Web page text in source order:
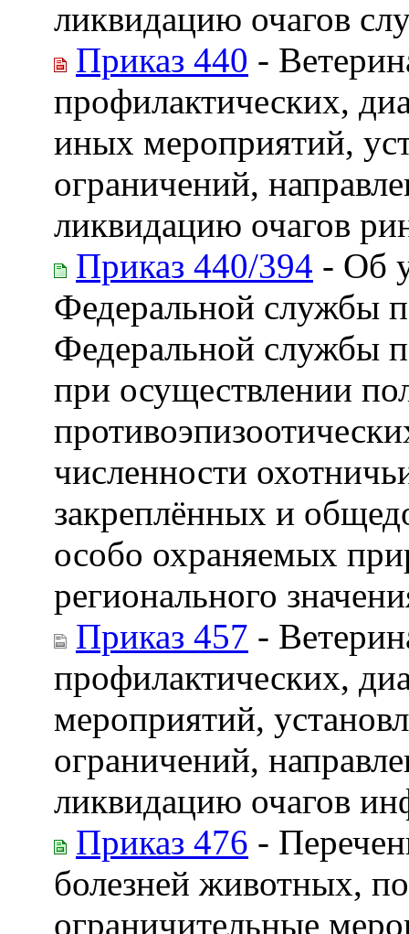
ликвидацию очагов
Приказ 440 -
профилактических,
иных мероприятий,
ограничений,
ликвидацию очагов
Приказ 440/394 - Об
Федеральной службы
Федеральной службы
при осуществлении
численности
закреплённых и
особо охраняемых
регионального
Приказ 457 -
профилактических,
мероприятий,
ограничений,
ликвидацию очагов
Приказ 476 -
болезней животных,
ограничительные